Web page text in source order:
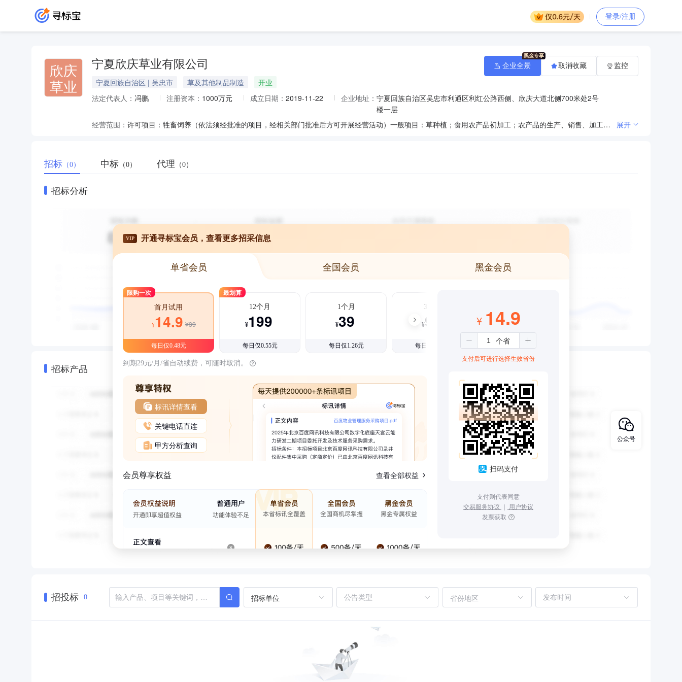
登录/注册
欣庆
草业
宁夏欣庆草业有限公司
宁夏回族自治区 | 吴忠市 草及其他制品制造
开业
法定代表人： 冯鹏 注册资本： 1000万元 成立日期： 2019-11-22 企业地址： 宁夏回族自治区吴忠市利通区利红公路西侧、欣庆大道北侧700米处2号
楼一层
经营范围：
许可项目：牲畜饲养（依法须经批准的项目，经相关部门批准后方可开展经营活动）一般项目：草种植；食用农产品初加工；农产品的生产、销售、加工、运输、贮藏及其他相关服务；谷物种植；水果种植；牲畜销售；蔬菜种植（除中国稀有和特有的珍贵优良品种）（除许可业务外，可自主依法经营法律法规非禁止或限制的项目） 展开
企业全景 取消收藏 监控
招标 （0） 中标 （0） 代理 （0）
招标分析
招标产品
VIP 开通寻标宝会员，查看更多招采信息
单省会员 全国会员 黑金会员
限购一次
首月试用
¥14.9 ¥39
每日仅0.48元
最划算
12个月
¥199
每日仅0.55元
1个月
¥39
每日仅1.26元
3个月
¥99
每日仅1.08元
到期29元/月/省自动续费，可随时取消。
标讯详情查看
关键电话直连
甲方分析查询
会员尊享权益 查看全部权益
¥ 14.9
支付后可进行选择生效省份
扫码支付
支付则代表同意
交易服务协议 ｜ 用户协议
发票获取
招投标 0 招标单位 省份地区
公众号